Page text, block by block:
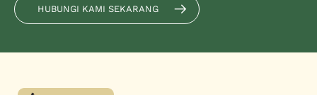
HUBUNGI KAMI SEKARANG